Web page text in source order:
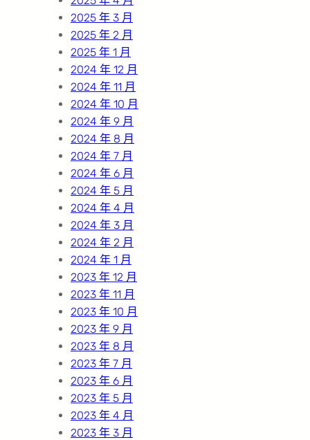
2025 年 3 月
2025 年 2 月
2025 年 1 月
2024 年 12 月
2024 年 11 月
2024 年 10 月
2024 年 9 月
2024 年 8 月
2024 年 7 月
2024 年 6 月
2024 年 5 月
2024 年 4 月
2024 年 3 月
2024 年 2 月
2024 年 1 月
2023 年 12 月
2023 年 11 月
2023 年 10 月
2023 年 9 月
2023 年 8 月
2023 年 7 月
2023 年 6 月
2023 年 5 月
2023 年 4 月
2023 年 3 月